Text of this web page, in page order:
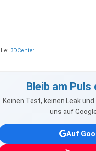
3DCenter
Bleib am Puls
Keinen Test, keinen Leak
uns auf
Auf